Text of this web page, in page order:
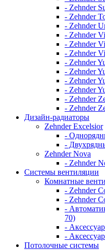
- Zehnder
- Zehnder
- Zehnder
- Zehnder
- Zehnder
- Zehnder
- Zehnder
- Zehnder
- Zehnder
- Zehnder
- Zehnder
- Zehnder
Дизайн-радиаторы
Zehnder Excelsior
-
-
Zehnder Nova
- Zehnder
Системы вентиляции
Комнатные
- Zehnder
- Zehnder
-
70)
-
-
Потолочные системы